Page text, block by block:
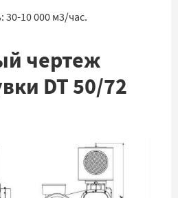
30-10 000 м3/час.
чертеж
DT 50/72